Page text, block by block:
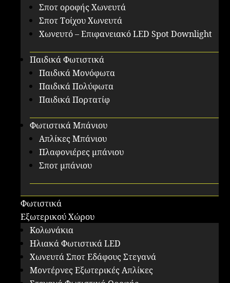
Σποτ οροφής Χωνευτά
Σποτ Τοίχου Χωνευτά
Χωνευτό – Επιφανειακό LED Spot Downlight
Παιδικά Φωτιστικά
Παιδικά Μονόφωτα
Παιδικά Πολύφωτα
Παιδικά Πορτατίφ
Φωτιστικά Μπάνιου
Απλίκες Μπάνιου
Πλαφονιέρες μπάνιου
Σποτ μπάνιου
Φωτιστικά
Εξωτερικού Χώρου
Κολωνάκια
Ηλιακά Φωτιστικά LED
Χωνευτά Σποτ Εδάφους Στεγανά
Μοντέρνες Εξωτερικές Απλίκες